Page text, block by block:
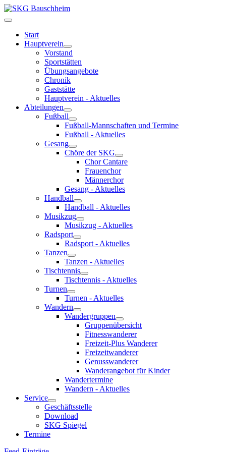
Start
Hauptverein
Vorstand
Sportstätten
Übungsangebote
Chronik
Gaststätte
Hauptverein - Aktuelles
Abteilungen
Fußball
Fußball-Mannschaften und Termine
Fußball - Aktuelles
Gesang
Chöre der SKG
Chor Cantare
Frauenchor
Männerchor
Gesang - Aktuelles
Handball
Handball - Aktuelles
Musikzug
Musikzug - Aktuelles
Radsport
Radsport - Aktuelles
Tanzen
Tanzen - Aktuelles
Tischtennis
Tischtennis - Aktuelles
Turnen
Turnen - Aktuelles
Wandern
Wandergruppen
Gruppenübersicht
Fitnesswanderer
Freizeit-Plus Wanderer
Freizeitwanderer
Genusswanderer
Wanderangebot für Kinder
Wandertermine
Wandern - Aktuelles
Service
Geschäftsstelle
Download
SKG Spiegel
Termine